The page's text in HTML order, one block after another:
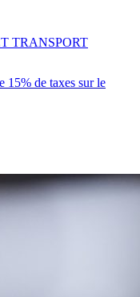
15% de taxes sur le
TRANSPORT